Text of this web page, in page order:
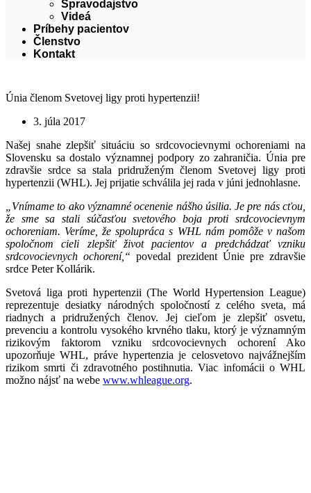
Spravodajstvo
Videá
Príbehy pacientov
Členstvo
Kontakt
Únia členom Svetovej ligy proti hypertenzii!
3. júla 2017
Našej snahe zlepšiť situáciu so srdcovocievnymi ochoreniami na
Slovensku sa dostalo významnej podpory zo zahraničia. Únia pre
zdravšie srdce sa stala pridruženým členom Svetovej ligy proti
hypertenzii (WHL). Jej prijatie schválila jej rada v júni jednohlasne.
„Vnímame to ako významné ocenenie nášho úsilia. Je pre nás cťou,
že sme sa stali súčasťou svetového boja proti srdcovocievnym
ochoreniam. Veríme, že spolupráca s WHL nám pomôže v našom
spoločnom cieli zlepšiť život pacientov a predchádzať vzniku
srdcovocievnych ochorení,“ povedal prezident Únie pre zdravšie
srdce Peter Kollárik.
Svetová liga proti hypertenzii (The World Hypertension League)
reprezentuje desiatky národných spoločností z celého sveta, má
riadnych a pridružených členov. Jej cieľom je zlepšiť osvetu,
prevenciu a kontrolu vysokého krvného tlaku, ktorý je významným
rizikovým faktorom vzniku srdcovocievnych ochorení Ako
upozorňuje WHL, práve hypertenzia je celosvetovo najvážnejším
rizikom smrti či zdravotného postihnutia. Viac infomácii o WHL
možno nájsť na webe www.whleague.org.